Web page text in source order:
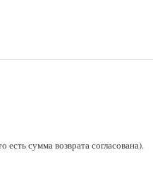
сумма возврата согласована).